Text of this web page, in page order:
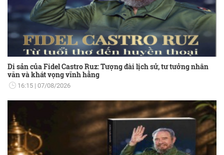
Di sản của Fidel Castro Ruz: Tượng đài lịch sử, tư tưởng nhân
văn và khát vọng vĩnh hằng
16:15 07/08/2026